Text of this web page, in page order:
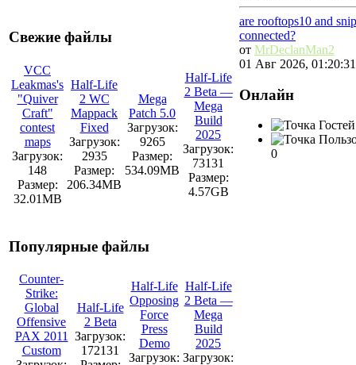
Свежие файлы
VCC
Leakmas's
"Quiver
Craft"
contest
maps
Загрузок:
148
Размер:
32.01MB
Half-Life
2 WC
Mappack
Fixed
Загрузок:
2935
Размер:
206.34MB
Mega
Patch 5.0
Загрузок:
9265
Размер:
534.09MB
Half-Life
2 Beta —
Mega
Build
2025
Загрузок:
73131
Размер:
4.57GB
Популярные файлы
Counter-
Strike:
Global
Offensive
PAX 2011
Custom
Half-Life
2 Beta
Загрузок:
172131
Half-Life
Opposing
Force
Press
Demo
Загрузок:
Half-Life
2 Beta —
Mega
Build
2025
Загрузок:
are rooftops10 and
connected?
от MrDeclanMan2
01 Авг 2026, 01:20:31
Онлайн
0